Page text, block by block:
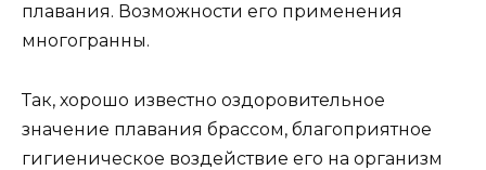
плавания. Возможности его применения
многогранны.
Так, хорошо известно оздоровительное
значение плавания брассом, благоприятное
гигиеническое воздействие его на организм